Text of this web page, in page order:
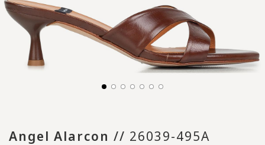
Angel Alarcon // 26039-495A